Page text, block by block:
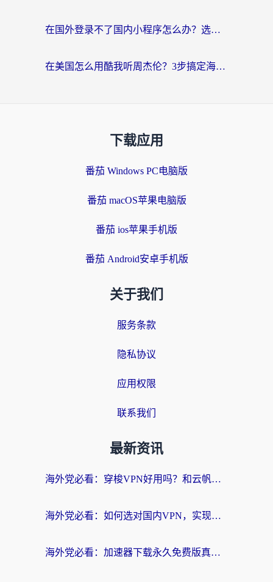
在国外登录不了国内小程序怎么办？选对回国加速器，轻松解锁国内资源
在美国怎么用酷我听周杰伦？3步搞定海外听歌难题
下载应用
番茄 Windows PC电脑版
番茄 macOS苹果电脑版
番茄 ios苹果手机版
番茄 Android安卓手机版
关于我们
服务条款
隐私协议
应用权限
联系我们
最新资讯
海外党必看：穿梭VPN好用吗？和云帆VPN对比哪个回国效果更好？附真实测评+避坑指南
海外党必看：如何选对国内VPN，实现无缝访问国内资源？
海外党必看：加速器下载永久免费版真的存在吗？教你无缝访问国内资源的正确姿势